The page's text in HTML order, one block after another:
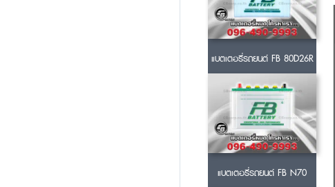
แบตเตอรี่รถยนต์ FB 80D26R
แบตเตอรี่รถยนต์ FB N70